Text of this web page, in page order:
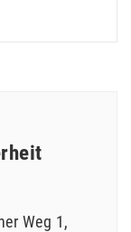
Weg 1